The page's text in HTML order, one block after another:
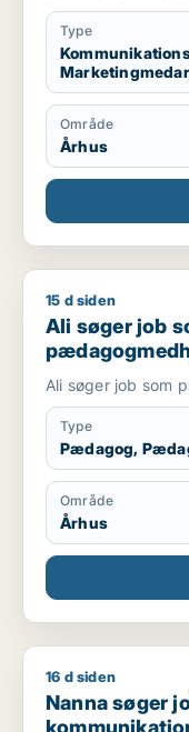
Type
Område
Århus
Ali søger job som
15 d siden
Ali søger job
Ali søger job
Type
Pædagog,
Område
Århus
Nanna søger job
16 d siden
Nanna søger